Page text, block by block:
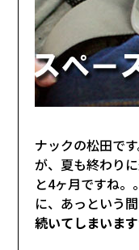
ナックの松田で
が、夏も終わり
と4ヶ月ですね。
に、あっという
続いてしまいます